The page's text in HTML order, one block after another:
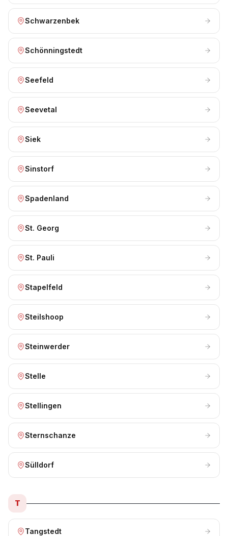
Schwarzenbek
Schönningstedt
Seefeld
Seevetal
Siek
Sinstorf
Spadenland
St. Georg
St. Pauli
Stapelfeld
Steilshoop
Steinwerder
Stelle
Stellingen
Sternschanze
Sülldorf
T
Tangstedt